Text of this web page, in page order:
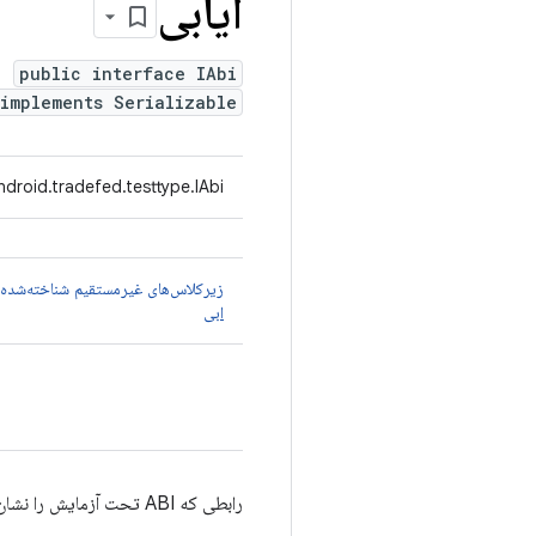
آیابی
public interface IAbi
implements Serializable
زیرکلاس‌های غیرمستقیم شناخته‌شده
ابی
رابطی که ABI تحت آزمایش را نشان می‌دهد.